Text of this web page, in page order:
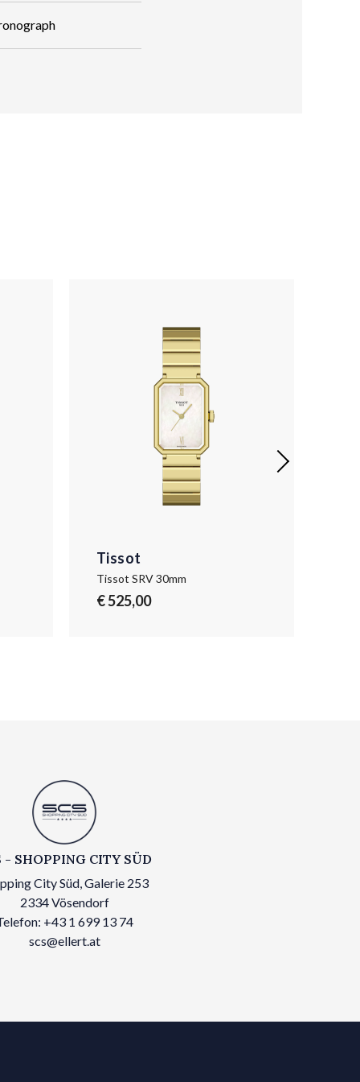
Tissot
Tissot SRV 30mm
€ 525,00
- SHOPPING CITY SÜD
City Süd, Galerie 253
2334 Vösendorf
+43 1 699 13 74
scs@ellert.at